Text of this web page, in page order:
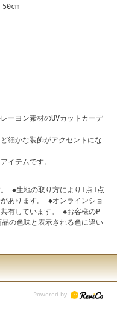
ーヨン素材のUVカットカーデ
細かな装飾がアクセントにな
イテムです。
◆生地の取り方により1点1点
あります。 ◆オンラインショ
有しています。 ◆お客様のP
の色味と表示される色に違い